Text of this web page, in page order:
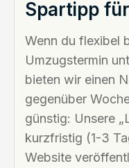
Spartipp
Wenn du flexibel
Umzugstermin
bieten wir einen
gegenüber
günstig: Unsere
kurzfristig (1-3
Website